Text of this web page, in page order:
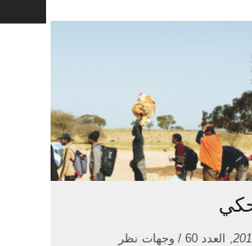
, العدد 60 / وجهات نظر